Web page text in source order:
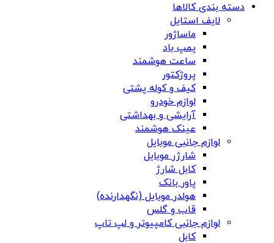
دسته بندی کالاها
لایف استایل
ماساژور
پمپ باد
ساعت هوشمند
پروژکتور
کیف و کوله پشتی
لوازم خودرو
آرایشی و بهداشتی
عینک هوشمند
لوازم جانبی موبایل
شارژر موبایل
کابل شارژ
پاور بانک
هولدر موبایل (نگهدارنده)
قاب و گلس
لوازم جانبی کامپیوتر و لپ تاپ
کابل